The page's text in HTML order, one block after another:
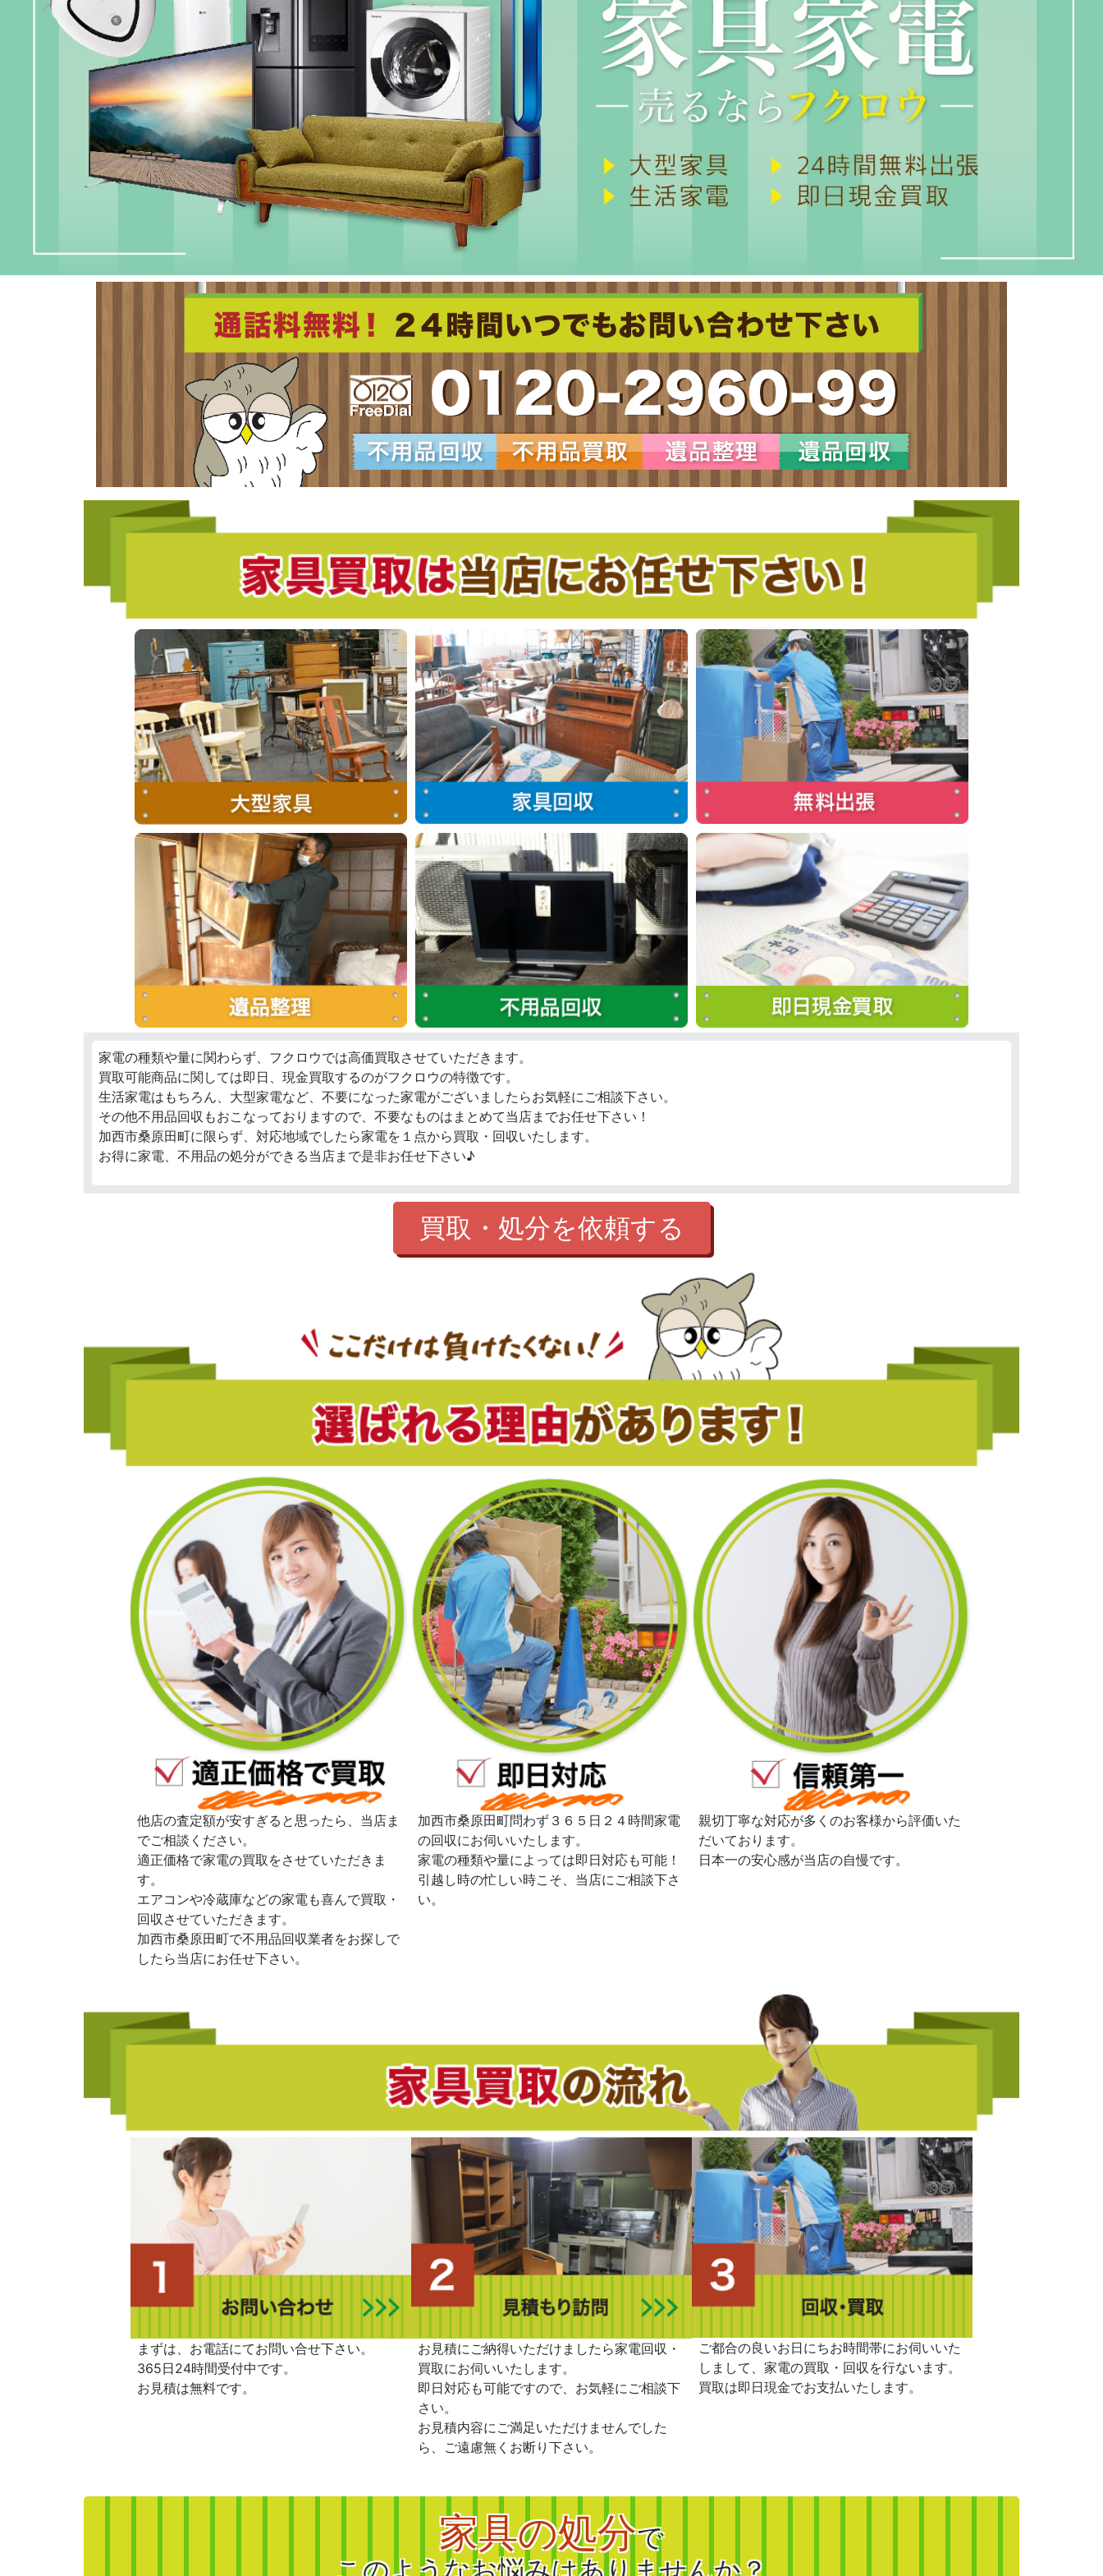
家電の種類や量に関わらず、フクロウでは高価買取させていただきます。
買取可能商品に関しては即日、現金買取するのがフクロウの特徴です。
生活家電はもちろん、大型家電など、不要になった家電がございましたらお気軽にご相談下さい。
その他不用品回収もおこなっておりますので、不要なものはまとめて当店までお任せ下さい！
加西市桑原田町に限らず、対応地域でしたら家電を１点から買取・回収いたします。
お得に家電、不用品の処分ができる当店まで是非お任せ下さい♪
買取・処分を依頼する
他店の査定額が安すぎると思ったら、当店ま
でご相談ください。
適正価格で家電の買取をさせていただきま
す。
エアコンや冷蔵庫などの家電も喜んで買取・
回収させていただきます。
加西市桑原田町で不用品回収業者をお探しで
したら当店にお任せ下さい。
加西市桑原田町問わず３６５日２４時間家電
の回収にお伺いいたします。
家電の種類や量によっては即日対応も可能！
引越し時の忙しい時こそ、当店にご相談下さ
い。
親切丁寧な対応が多くのお客様から評価いた
だいております。
日本一の安心感が当店の自慢です。
まずは、お電話にてお問い合せ下さい。
365日24時間受付中です。
お見積は無料です。
お見積にご納得いただけましたら家電回収・
買取にお伺いいたします。
即日対応も可能ですので、お気軽にご相談下
さい。
お見積内容にご満足いただけませんでした
ら、ご遠慮無くお断り下さい。
ご都合の良いお日にちお時間帯にお伺いいた
しまして、家電の買取・回収を行ないます。
買取は即日現金でお支払いたします。
家具の処分で